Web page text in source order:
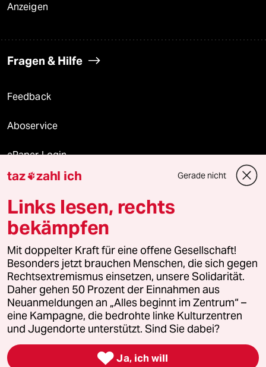
Anzeigen
Fragen & Hilfe
Feedback
Aboservice
ePaper Login
Downloads für Abonnierende
© 2026 taz Verlags und Vertriebs GmbH
Alle Rechte vorbehalten. Bei rechtlichen Fragen oder für Genehmigungen
wenden Sie sich bitte an lizenzen@taz.de
Feedback Redaktionsstatut Kommune-Richtlinien
Leitlinie Informant Datenschutz Impressum AGB
Seitenwende Einwilligungen widerrufen (Ads)
taz zahl ich Gerade nicht
Links lesen, rechts
bekämpfen
Mit doppelter Kraft für eine offene Gesellschaft!
Besonders jetzt brauchen Menschen, die sich gegen
Rechtsextremismus einsetzen, unsere Solidarität.
Daher gehen 50 Prozent der Einnahmen aus
Neuanmeldungen an „Alles beginnt im Zentrum“ –
eine Kampagne, die bedrohte linke Kulturzentren
und Jugendorte unterstützt. Sind Sie dabei?
 Ja, ich will